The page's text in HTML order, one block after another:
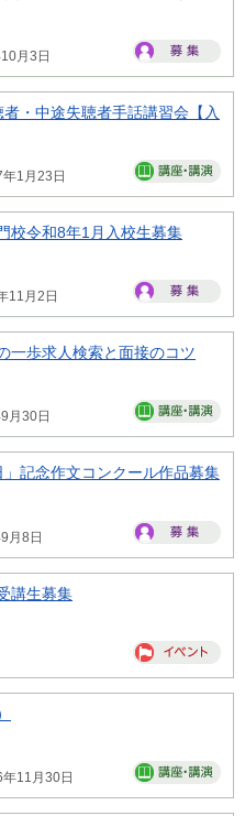
月3日
・中途失聴者手話講習会【入
1月23日
校令和8年1月入校生募集
11月2日
一歩求人検索と面接のコツ
月30日
記念作文コンクール作品募集
月8日
講生募集
11月30日